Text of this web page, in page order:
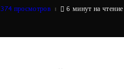
374 просмотров 6 минут на чтение